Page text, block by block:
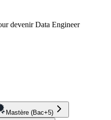
devenir Data Engineer
Mastère (Bac+5)